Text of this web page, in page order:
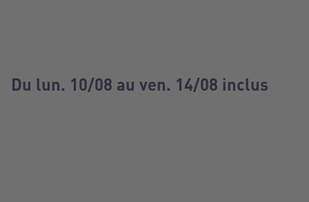
Du lun. 10/08 au ven. 14/08 inclus